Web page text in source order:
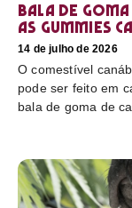
Bala de
as gummies
14 de julho de 2026
O comestível
pode ser feito em
bala de goma de